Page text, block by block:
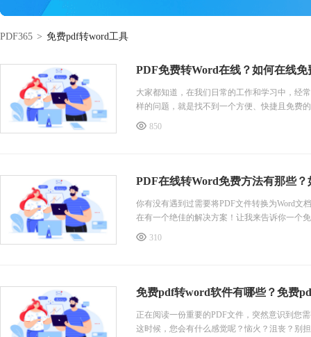
PDF365 > 免费pdf转word工具
PDF免费转Word在线？如何在线
大家都知道，在我们日常的工作和学习中，经
样的问题，就是找不到一个方便、快捷且免费
线转换工具，它可以帮助我们将pdf免费转
850
PDF在线转Word免费方法有那些
你有没有遇到过需要将PDF文件转换为Word文
在有一个绝佳的解决方案！让我来告诉你一个
秒钟，就能轻松实现pdf在线转word免费，让
310
免费pdf转word软件有哪些？免费
正在阅读一份重要的PDF文件，突然意识到您
这时候，您会有什么感觉呢？恼火？沮丧？别